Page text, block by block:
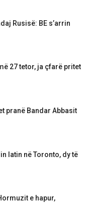
Rusisë: BE s’arrin
27 tetor, ja çfarë pritet
pranë Bandar Abbasit
latin në Toronto, dy të
e hapur,